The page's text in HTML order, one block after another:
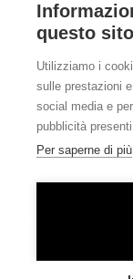
questo sito
Utilizziamo i
sulle prestazioni
social media e
pubblicità
Per saperne di più
Orologeria